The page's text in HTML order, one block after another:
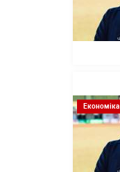
Економіка